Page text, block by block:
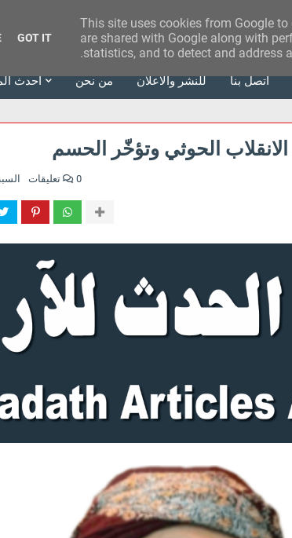
أحدث من نحن للنشر والاعلان أتصل بنا
الانقلاب الحوثي وتؤخّر الحسم
0 تعليقات
This site uses cookies from Google
are shared with Google along with
statistics, and to detect and address
GOT IT